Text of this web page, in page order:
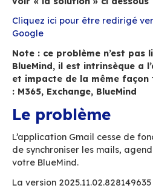
[RESOLU] Informations
dysfonctionnements de
Infos au 16/12/2025 –
voir « la solution » ci
Cliquez ici pour être
Google